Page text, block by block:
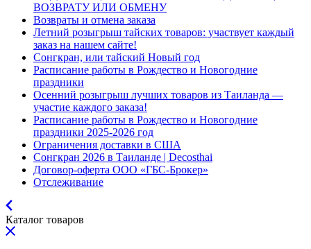
ВОЗВРАТУ ИЛИ ОБМЕНУ
Возвраты и отмена заказа
Летний розыгрыш тайских товаров: участвует каждый
заказ на нашем сайте!
Сонгкран, или тайский Новый год
Расписание работы в Рождество и Новогодние
праздники
Осенний розыгрыш лучших товаров из Таиланда —
участие каждого заказа!
Расписание работы в Рождество и Новогодние
праздники 2025-2026 год
Ограничения доставки в США
Сонгкран 2026 в Таиланде | Decosthai
Договор-оферта ООО «ГБС-Брокер»
Отслеживание
Каталог товаров